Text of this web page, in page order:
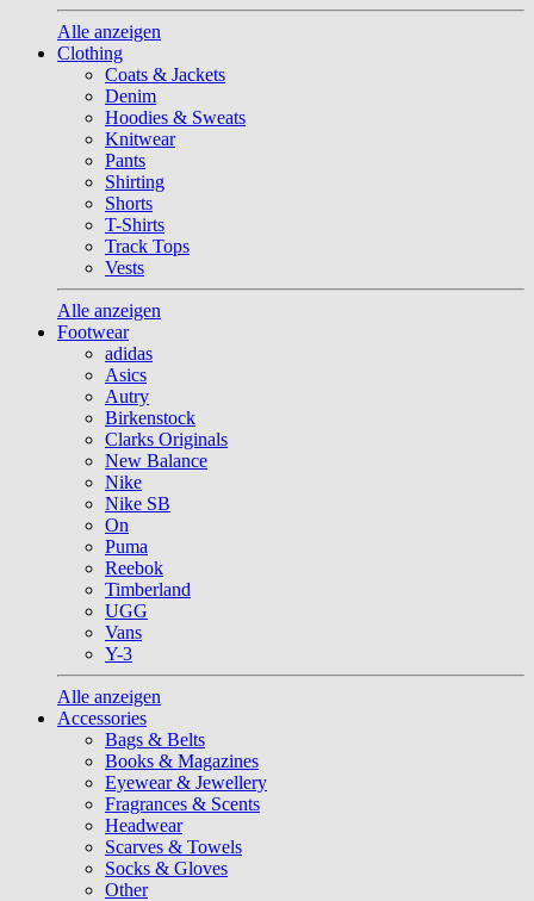
Alle anzeigen
Clothing
Coats & Jackets
Denim
Hoodies & Sweats
Knitwear
Pants
Shirting
Shorts
T-Shirts
Track Tops
Vests
Alle anzeigen
Footwear
adidas
Asics
Autry
Birkenstock
Clarks Originals
New Balance
Nike
Nike SB
On
Puma
Reebok
Timberland
UGG
Vans
Y-3
Alle anzeigen
Accessories
Bags & Belts
Books & Magazines
Eyewear & Jewellery
Fragrances & Scents
Headwear
Scarves & Towels
Socks & Gloves
Other